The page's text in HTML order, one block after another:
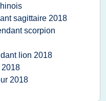
sagittaire 2018
scorpion
lion 2018
2018
2018